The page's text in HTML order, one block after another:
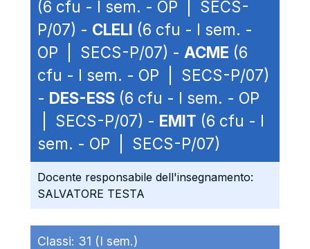
(6 cfu - I sem. - OP | SECS-
P/07) - CLELI (6 cfu - I sem. -
OP | SECS-P/07) - ACME (6
cfu - I sem. - OP | SECS-P/07)
- DES-ESS (6 cfu - I sem. - OP
| SECS-P/07) - EMIT (6 cfu - I
sem. - OP | SECS-P/07)
Docente responsabile dell'insegnamento:
SALVATORE TESTA
Classi: 31 (I sem.)